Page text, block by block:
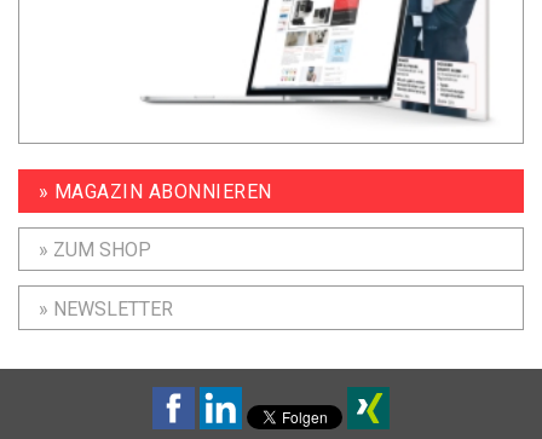
» MAGAZIN ABONNIEREN
» ZUM SHOP
» NEWSLETTER